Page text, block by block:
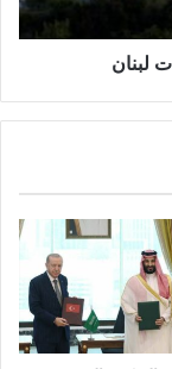
لبنان